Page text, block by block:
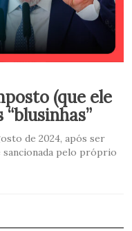
(que ele
de 2024, após ser
sancionada pelo próprio